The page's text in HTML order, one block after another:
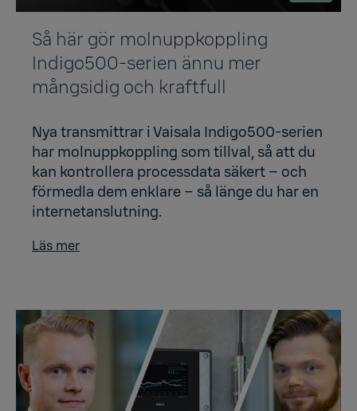
Så här gör molnuppkoppling
Indigo500-serien ännu mer
mångsidig och kraftfull
Nya transmittrar i Vaisala Indigo500-serien
har molnuppkoppling som tillval, så att du
kan kontrollera processdata säkert – och
förmedla dem enklare – så länge du har en
internetanslutning.
Läs mer